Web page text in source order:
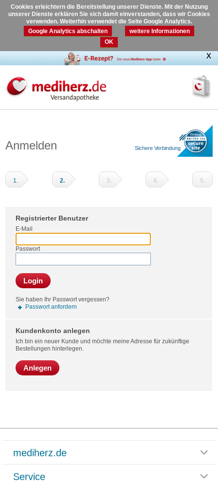
Cookies erleichtern die Bereitstellung unserer Dienste. Mit der Nutzung
unserer Dienste erklären Sie sich damit einverstanden, dass wir Cookies
verwenden. Weiterhin verwendet die Seite Google Analytics.
Google Analytics abschalten
weitere Informationen
OK
Anmelden Sichere Verbindung
1. 2. 3. 4. 5.
Registrierter Benutzer
E-Mail
Passwort
Login
Sie haben Ihr Passwort vergessen?
Passwort anfordern
Kundenkonto anlegen
Ich bin ein neuer Kunde und möchte meine Adresse für zukünftige
Bestellungen hinterlegen.
Anlegen
mediherz.de
Glossar
Service